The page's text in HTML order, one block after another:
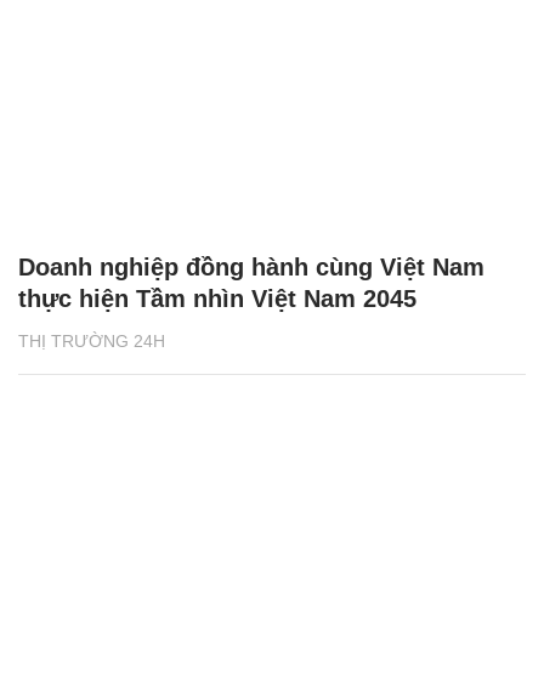
THỊ TRƯỜNG 24H
Doanh nghiệp đồng hành cùng Việt Nam
thực hiện Tầm nhìn Việt Nam 2045